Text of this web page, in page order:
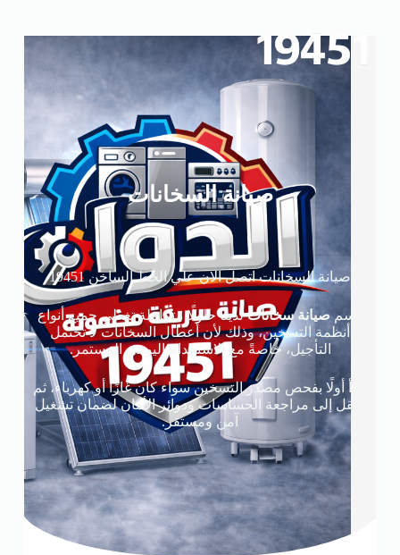
صيانة السخانات
صيانة السخانات اتصل الان علي الخط الساخن 19451
قسمصيانة سخاناتلدينا حلولًا متكاملة تغطي جميع أنواع
أنظمة التسخين، وذلك لأن أعطال السخانات لا تحتمل
التأجيل، خاصةً مع الاستخدام اليومي المستمر.
نبدأ أولًا بفحص مصدر التسخين سواء كان غازًا أو كهرباء، ثم
ننتقل إلى مراجعة الحساسات ودوائر الأمان لضمان تشغيل
آمن ومستقر.